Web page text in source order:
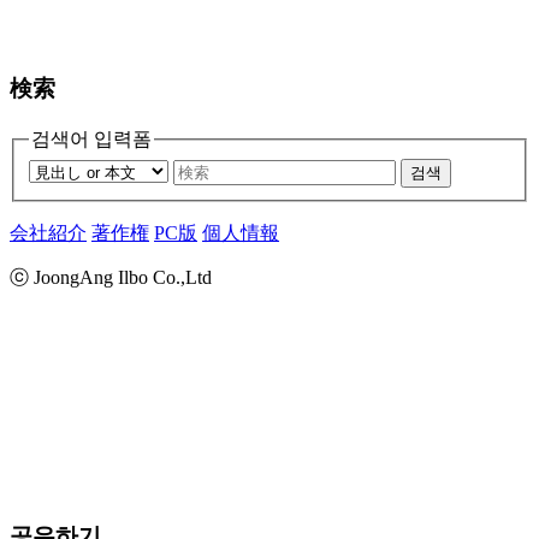
検索
검색어 입력폼
검색
会社紹介 著作権 PC版 個人情報
ⓒ JoongAng Ilbo Co.,Ltd